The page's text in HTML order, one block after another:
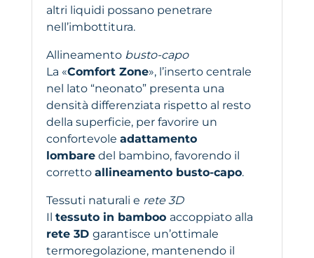
altri liquidi possano penetrare
nell’imbottitura.
Allineamento busto-capo
La «Comfort Zone», l’inserto centrale
nel lato “neonato” presenta una
densità differenziata rispetto al resto
della superficie, per favorire un
confortevole adattamento
lombare del bambino, favorendo il
corretto allineamento busto-capo.
Tessuti naturali e rete 3D
Il tessuto in bamboo accoppiato alla
rete 3D garantisce un’ottimale
termoregolazione, mantenendo il